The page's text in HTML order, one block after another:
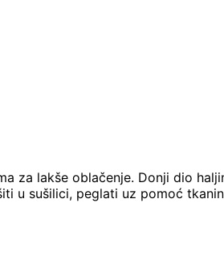
za lakše oblačenje. Donji dio
u sušilici, peglati uz pomoć